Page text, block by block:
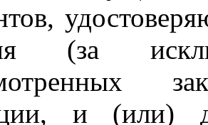
(за
и (или)